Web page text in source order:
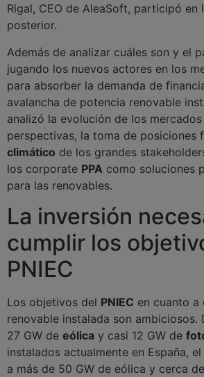
Rigal, CEO de AleaSoft, participó en
posterior.
Además de analizar cuáles son y el
jugando los nuevos actores en los
para absorber la demanda de
avalancha de potencia renovable
analizó la evolución de los
perspectivas, la toma de posiciones
climático de los grandes
los corporate PPA como soluciones
para las renovables.
La inversión
cumplir los
PNIEC
Los objetivos del PNIEC en cuanto a
renovable instalada son ambiciosos.
27 GW de eólica y casi 12 GW de
instalados actualmente en España,
a más de 50 GW de eólica y cerca